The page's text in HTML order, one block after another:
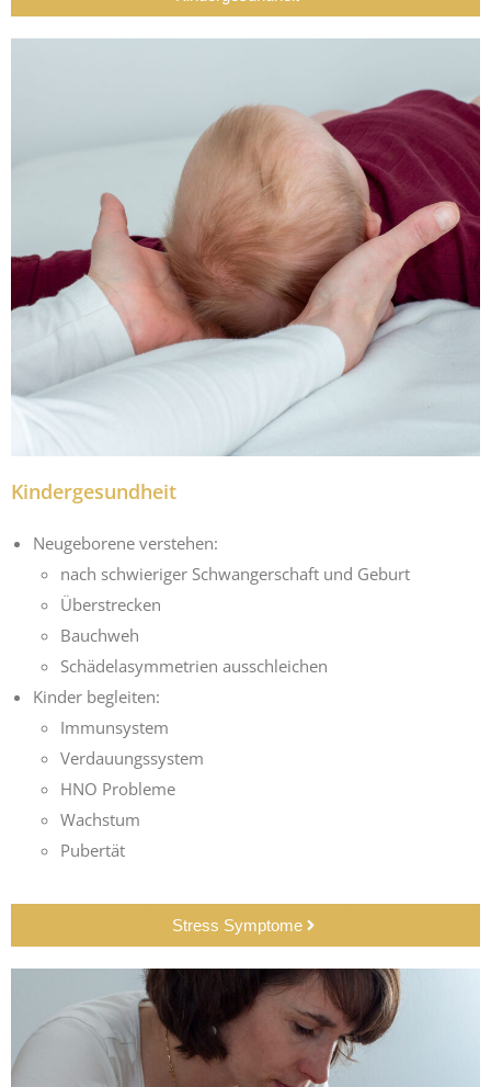
Kindergesundheit
Neugeborene verstehen:
nach schwieriger Schwangerschaft und Geburt
Überstrecken
Bauchweh
Schädelasymmetrien ausschleichen
Kinder begleiten:
Immunsystem
Verdauungssystem
HNO Probleme
Wachstum
Pubertät
Stress Symptome